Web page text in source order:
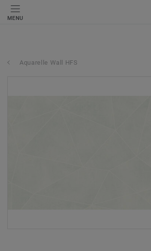
MENU
Aquarelle Wall HFS